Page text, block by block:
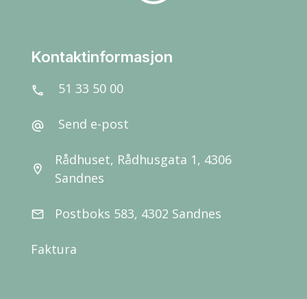
Kontaktinformasjon
call 51 33 50 00
alternate_email Send e-post
location_on
Rådhuset, Rådhusgata 1, 4306
Sandnes
email Postboks 583, 4302 Sandnes
Faktura